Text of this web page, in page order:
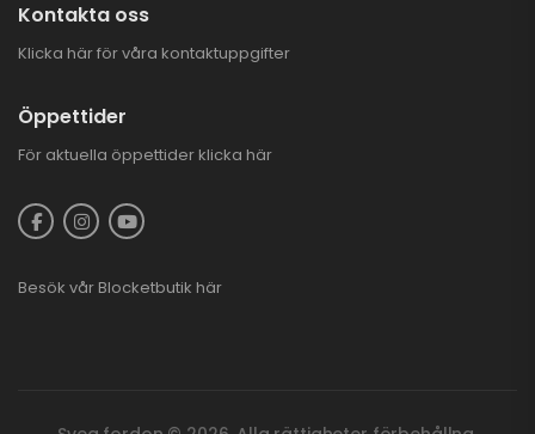
Kontakta oss
Klicka här för våra kontaktuppgifter
Öppettider
För aktuella öppettider klicka här
Besök vår Blocketbutik här